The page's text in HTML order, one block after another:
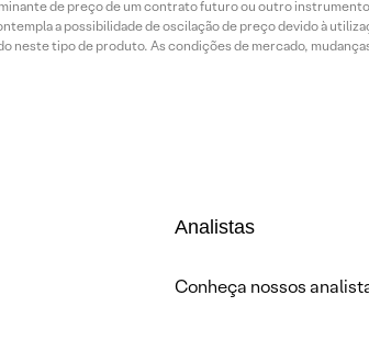
de preço de um contrato futuro ou outro
a possibilidade de oscilação de preço devido à
neste tipo de produto. As condições de mercado,
Analistas
Conheça nossos